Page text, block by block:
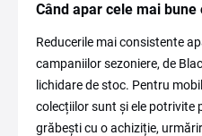
Când apar cele mai bune
Reducerile mai consistente
campaniilor sezoniere, de
lichidare de stoc. Pentru
colecțiilor sunt și ele potrivite
grăbești cu o achiziție,